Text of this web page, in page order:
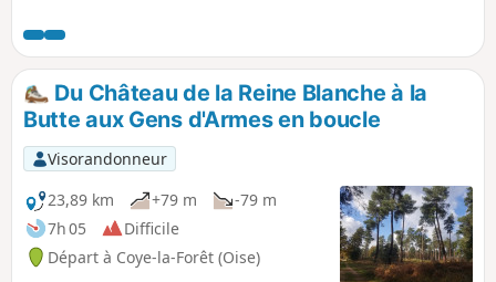
Du Château de la Reine Blanche à la
Butte aux Gens d'Armes en boucle
Visorandonneur
23,89 km
+79 m
-79 m
7h 05
Difficile
Départ à Coye-la-Forêt (Oise)